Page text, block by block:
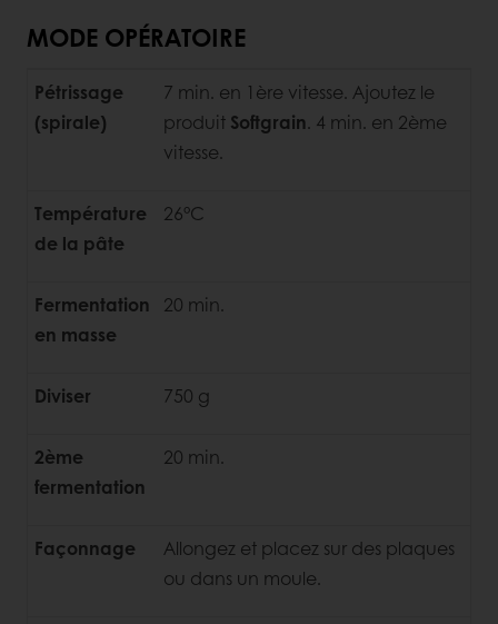
MODE OPÉRATOIRE
Pétrissage
(spirale)
7 min. en 1ère vitesse. Ajoutez le
produit Softgrain. 4 min. en 2ème
vitesse.
Température
de la pâte
26°C
Fermentation
en masse
20 min.
Diviser 750 g
2ème
fermentation
20 min.
Façonnage
Allongez et placez sur des plaques
ou dans un moule.